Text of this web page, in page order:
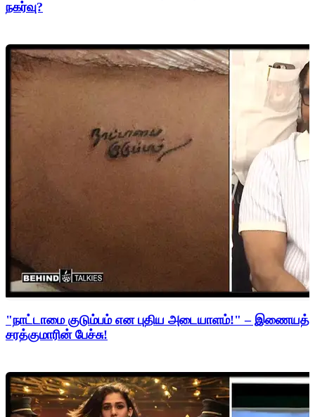
நகர்வு?
"நாட்டாமை குடும்பம் என புதிய அடையாளம்!" –
சரத்குமாரின் பேச்சு!